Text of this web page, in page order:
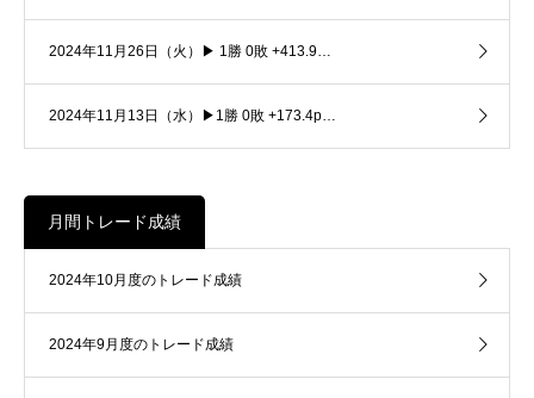
2024年11月26日（火）▶ 1勝 0敗 +413.9…
2024年11月13日（水）▶1勝 0敗 +173.4p…
月間トレード成績
2024年10月度のトレード成績
2024年9月度のトレード成績